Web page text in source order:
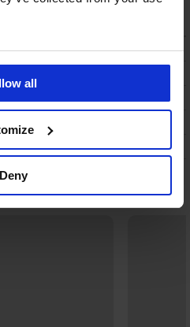
all
Deny
349 Kč
se vám líbit